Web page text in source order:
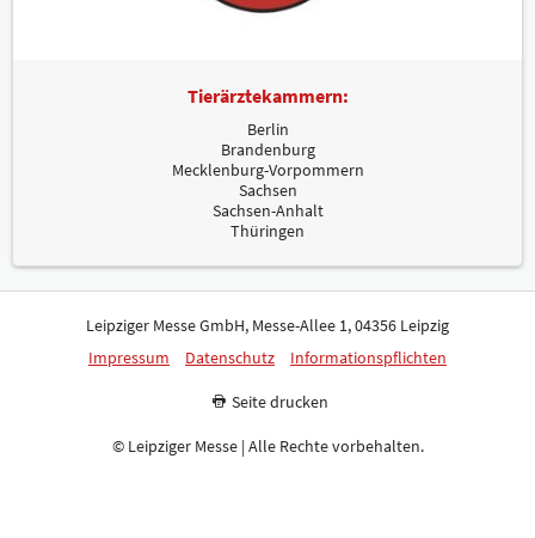
Tierärztekammern:
Berlin
Brandenburg
Mecklenburg-Vorpommern
Sachsen
Sachsen-Anhalt
Thüringen
Leipziger Messe GmbH, Messe-Allee 1, 04356 Leipzig
Impressum
Datenschutz Informationspflichten
Seite drucken
© Leipziger Messe | Alle Rechte vorbehalten.